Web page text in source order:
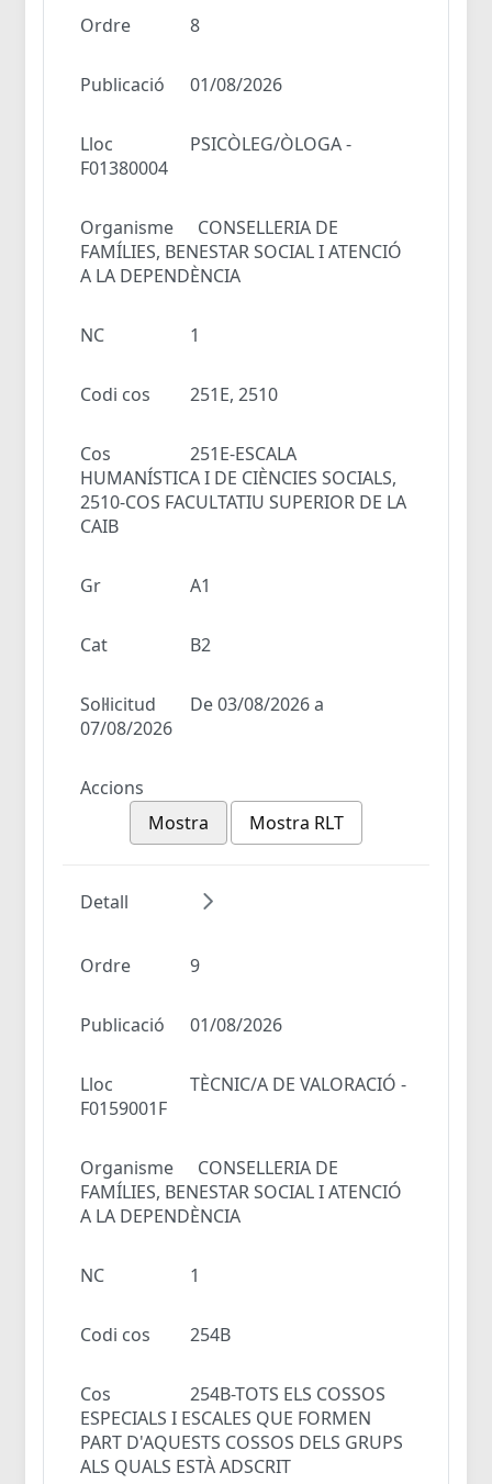
Ordre 8
Publicació 01/08/2026
Lloc
PSICÒLEG/ÒLOGA -
F01380004
Organisme
CONSELLERIA DE
FAMÍLIES, BENESTAR SOCIAL I ATENCIÓ
A LA DEPENDÈNCIA
NC 1
Codi cos 251E, 2510
Cos
251E-ESCALA
HUMANÍSTICA I DE CIÈNCIES SOCIALS,
2510-COS FACULTATIU SUPERIOR DE LA
CAIB
Gr A1
Cat B2
Sol·licitud
De 03/08/2026 a
07/08/2026
Accions
Mostra
Mostra RLT
Detall
Ordre 9
Publicació 01/08/2026
Lloc
TÈCNIC/A DE VALORACIÓ -
F0159001F
Organisme
CONSELLERIA DE
FAMÍLIES, BENESTAR SOCIAL I ATENCIÓ
A LA DEPENDÈNCIA
NC 1
Codi cos 254B
Cos
254B-TOTS ELS COSSOS
ESPECIALS I ESCALES QUE FORMEN
PART D'AQUESTS COSSOS DELS GRUPS
ALS QUALS ESTÀ ADSCRIT